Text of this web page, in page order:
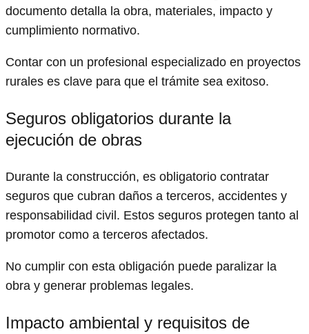
documento detalla la obra, materiales, impacto y
cumplimiento normativo.
Contar con un profesional especializado en proyectos
rurales es clave para que el trámite sea exitoso.
Seguros obligatorios durante la
ejecución de obras
Durante la construcción, es obligatorio contratar
seguros que cubran daños a terceros, accidentes y
responsabilidad civil. Estos seguros protegen tanto al
promotor como a terceros afectados.
No cumplir con esta obligación puede paralizar la
obra y generar problemas legales.
Impacto ambiental y requisitos de